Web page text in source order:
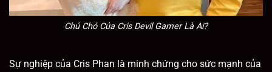
Chú Chó Của Cris Devil Gamer Là Ai?
Sự nghiệp của Cris Phan là minh chứng cho sức mạnh của